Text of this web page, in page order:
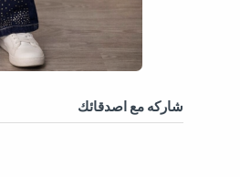
شاركه مع اصدقائك